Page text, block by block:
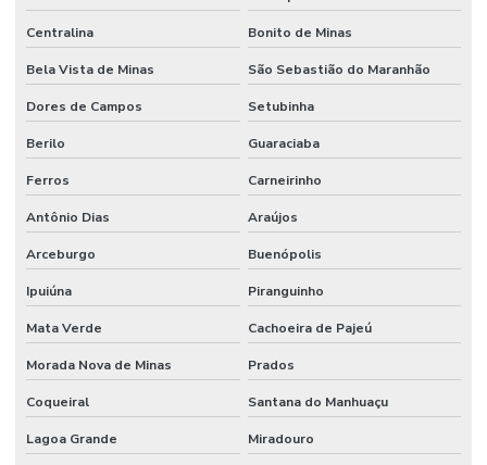
Centralina Bonito de Minas
Bela Vista de Minas São Sebastião do Maranhão
Dores de Campos Setubinha
Berilo Guaraciaba
Ferros Carneirinho
Antônio Dias Araújos
Arceburgo Buenópolis
Ipuiúna Piranguinho
Mata Verde Cachoeira de Pajeú
Morada Nova de Minas Prados
Coqueiral Santana do Manhuaçu
Lagoa Grande Miradouro